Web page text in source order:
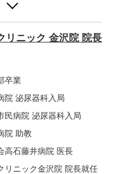
リニック 金沢院 院長
卒業
院 泌尿器科入局
民病院 泌尿器科入局
院 助教
高石藤井病院 医長
リニック金沢院 院長就任